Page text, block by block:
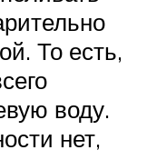
То есть,
воду.
нет,